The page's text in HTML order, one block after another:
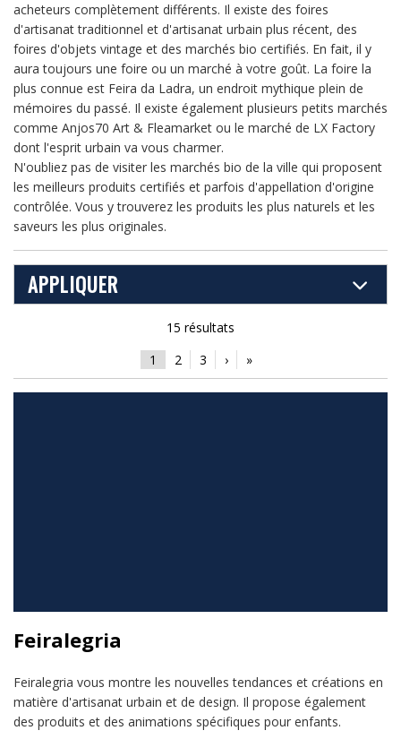
acheteurs complètement différents. Il existe des foires
d'artisanat traditionnel et d'artisanat urbain plus récent, des
foires d'objets vintage et des marchés bio certifiés. En fait, il y
aura toujours une foire ou un marché à votre goût. La foire la
plus connue est Feira da Ladra, un endroit mythique plein de
mémoires du passé. Il existe également plusieurs petits marchés
comme Anjos70 Art & Fleamarket ou le marché de LX Factory
dont l'esprit urbain va vous charmer.
N'oubliez pas de visiter les marchés bio de la ville qui proposent
les meilleurs produits certifiés et parfois d'appellation d'origine
contrôlée. Vous y trouverez les produits les plus naturels et les
saveurs les plus originales.
APPLIQUER
15 résultats
1
2 3 › »
Feiralegria
Feiralegria vous montre les nouvelles tendances et créations en
matière d'artisanat urbain et de design. Il propose également
des produits et des animations spécifiques pour enfants.